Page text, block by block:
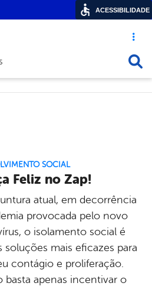
Acesso
SOCIAL
Feliz no Zap!
atual, em decorrência
provocada pelo novo
o isolamento social é
soluções mais eficazes para
contágio e proliferação.
basta apenas incentivar o
ACESSIBILIDADE